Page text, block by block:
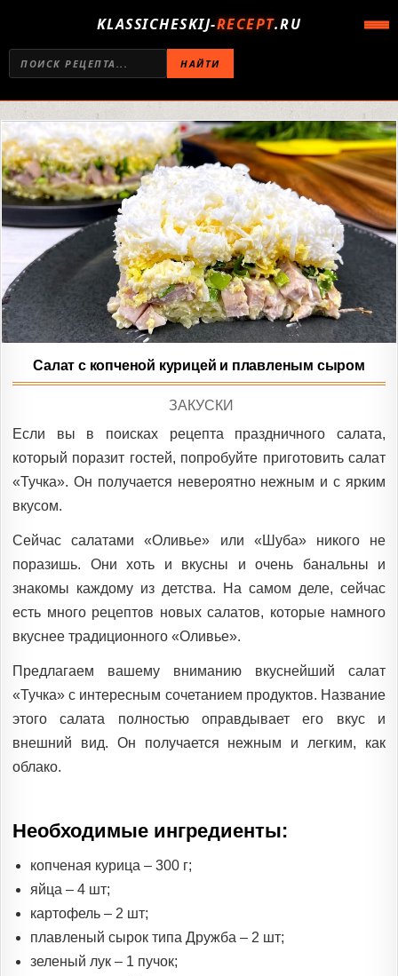
KLASSICHESKIJ-RECEPT.RU
НАЙТИ
Салат с копченой курицей и плавленым сыром
POSTED
ЗАКУСКИ
Если вы в поисках рецепта праздничного салата,
который поразит гостей, попробуйте приготовить салат
«Тучка». Он получается невероятно нежным и c ярким
вкусом.
Сейчас салатами «Оливье» или «Шуба» никого не
поразишь. Они хоть и вкусны и очень банальны и
знакомы каждому из детства. На самом деле, сейчас
есть много рецептов новых салатов, которые намного
вкуснее традиционного «Оливье».
Предлагаем вашему вниманию вкуснейший салат
«Тучка» с интересным сочетанием продуктов. Название
этого салата полностью оправдывает его вкус и
внешний вид. Он получается нежным и легким, как
облако.
Необходимые ингредиенты:
копченая курица – 300 г;
яйца – 4 шт;
картофель – 2 шт;
плавленый сырок типа Дружба – 2 шт;
зеленый лук – 1 пучок;